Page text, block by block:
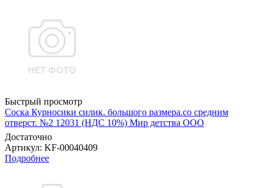
Быстрый просмотр
Соска Курносики силик. большого размера.со средним
отверст. №2 12031 (НДС 10%) Мир детства ООО
Достаточно
Артикул: KF-00040409
Подробнее